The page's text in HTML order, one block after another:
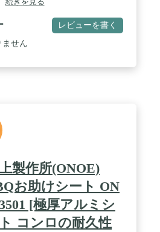
レビューを書く
ません
製作所(ONOE)
お助けシート ON
[極厚アルミシ
コンロの耐久性